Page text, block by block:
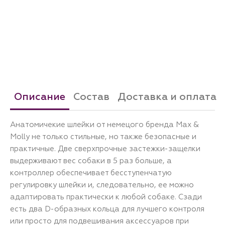
Описание Состав Доставка и оплата
Анатомичекие шлейки от немецого бренда Max &
Molly не только стильные, но также безопасные и
практичные. Две сверхпрочные застежки-защелки
выдерживают вес собаки в 5 раз больше, а
контроллер обеспечивает бесступенчатую
регулировку шлейки и, следовательно, ее можно
адаптировать практически к любой собаке. Сзади
есть два D-образных кольца для лучшего контроля
или просто для подвешивания аксессуаров при